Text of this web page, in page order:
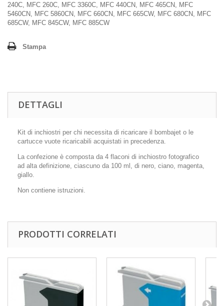
240C, MFC 260C, MFC 3360C, MFC 440CN, MFC 465CN, MFC
5460CN, MFC 5860CN, MFC 660CN, MFC 665CW, MFC 680CN, MFC
685CW, MFC 845CW, MFC 885CW
Stampa
DETTAGLI
Kit di inchiostri per chi necessita di ricaricare il bombajet o le
cartucce vuote ricaricabili acquistati in precedenza.
La confezione è composta da 4 flaconi di inchiostro fotografico
ad alta definizione, ciascuno da 100 ml, di nero, ciano, magenta,
giallo.
Non contiene istruzioni.
PRODOTTI CORRELATI